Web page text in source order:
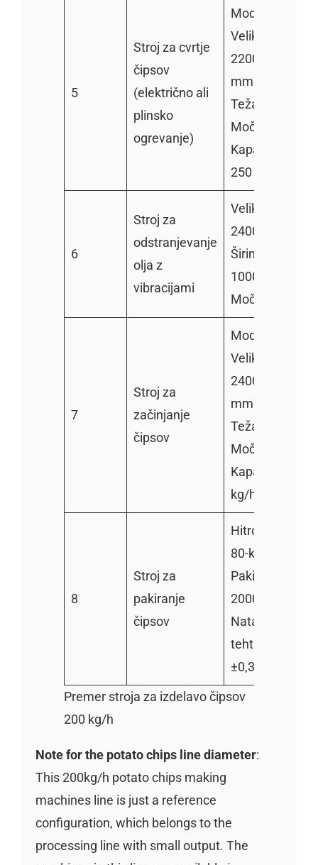
5
Stroj za cvrtje
čipsov
(električno ali
plinsko
ogrevanje)
Model: TZ-
Velikost:
2200*700*950
mm
Teža: 180 kg
Moč: 42 kW
Kapaciteta:
250 kg/h
6
Stroj za
odstranjevanje
olja z
vibracijami
Velikost:
2400*1100 mm
Širina zaslona:
1000 mm
Moč: 0,25 kW
7
Stroj za
začinjanje
čipsov
Model: TZ-
Velikost:
mm
Teža: 300 kg
Moč: 0,75 kW
Kapaciteta:
kg/h
8
Stroj za
pakiranje
čipsov
Hitrost
80-krat/min
Pakiranje:
2000 g
Natančnost
tehtanja:
±0,3~1,5 g
Premer stroja za izdelavo čipsov
200 kg/h
Note for the potato chips line diameter:
This 200kg/h potato chips making
machines line is just a reference
configuration, which belongs to the
processing line with small output. The